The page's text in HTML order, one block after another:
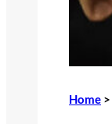
Home >